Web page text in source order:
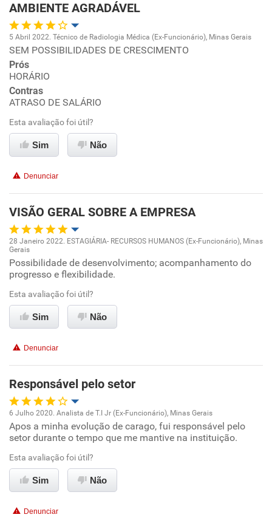
AMBIENTE AGRADÁVEL
Oportunidade de promoção
Ambiente de trabalho
Benefícios
Não recomenda esta empresa
Não recomenda a diretoria
5 Abril 2022. Técnico de Radiologia Médica (Ex-Funcionário), Minas Gerais
SEM POSSIBILIDADES DE CRESCIMENTO
Prós
HORÁRIO
Contras
ATRASO DE SALÁRIO
Esta avaliação foi útil?
Sim Não
Denunciar
VISÃO GERAL SOBRE A EMPRESA
Oportunidade de promoção
Conciliação com a vida familiar
Benefícios
Recomenda esta empresa
Recomenda a diretoria
28 Janeiro 2022. ESTAGIÁRIA- RECURSOS HUMANOS (Ex-Funcionário), Minas
Gerais
Possibilidade de desenvolvimento; acompanhamento do
progresso e flexibilidade.
Esta avaliação foi útil?
Sim Não
Denunciar
Responsável pelo setor
Oportunidade de promoção
Ambiente de trabalho
Conciliação com a vida familiar
6 Julho 2020. Analista de T.I Jr (Ex-Funcionário), Minas Gerais
Apos a minha evolução de carago, fui responsável pelo
setor durante o tempo que me mantive na instituição.
Esta avaliação foi útil?
Sim Não
Denunciar